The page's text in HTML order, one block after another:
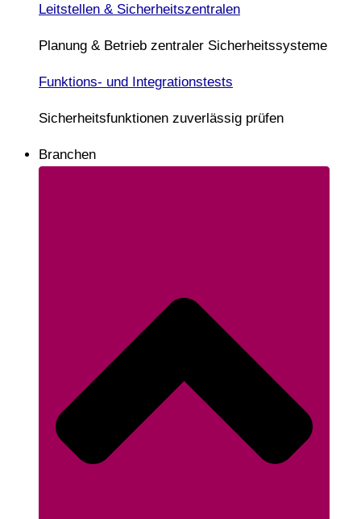
Leitstellen & Sicherheitszentralen
Planung & Betrieb zentraler Sicherheitssysteme
Funktions- und Integrationstests
Sicherheitsfunktionen zuverlässig prüfen
Branchen